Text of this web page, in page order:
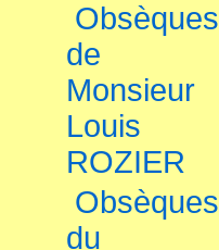
Obsèques
de
Monsieur
Louis
ROZIER
Obsèques
du